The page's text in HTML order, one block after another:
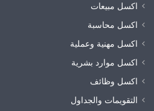
اكسل مبيعات
اكسل محاسبة
اكسل مهنية وعملية
اكسل موارد بشرية
اكسل وظائف
التقويمات والجداول